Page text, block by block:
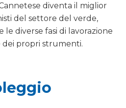
diventa il miglior
del settore del verde,
diverse fasi di lavorazione
propri strumenti.